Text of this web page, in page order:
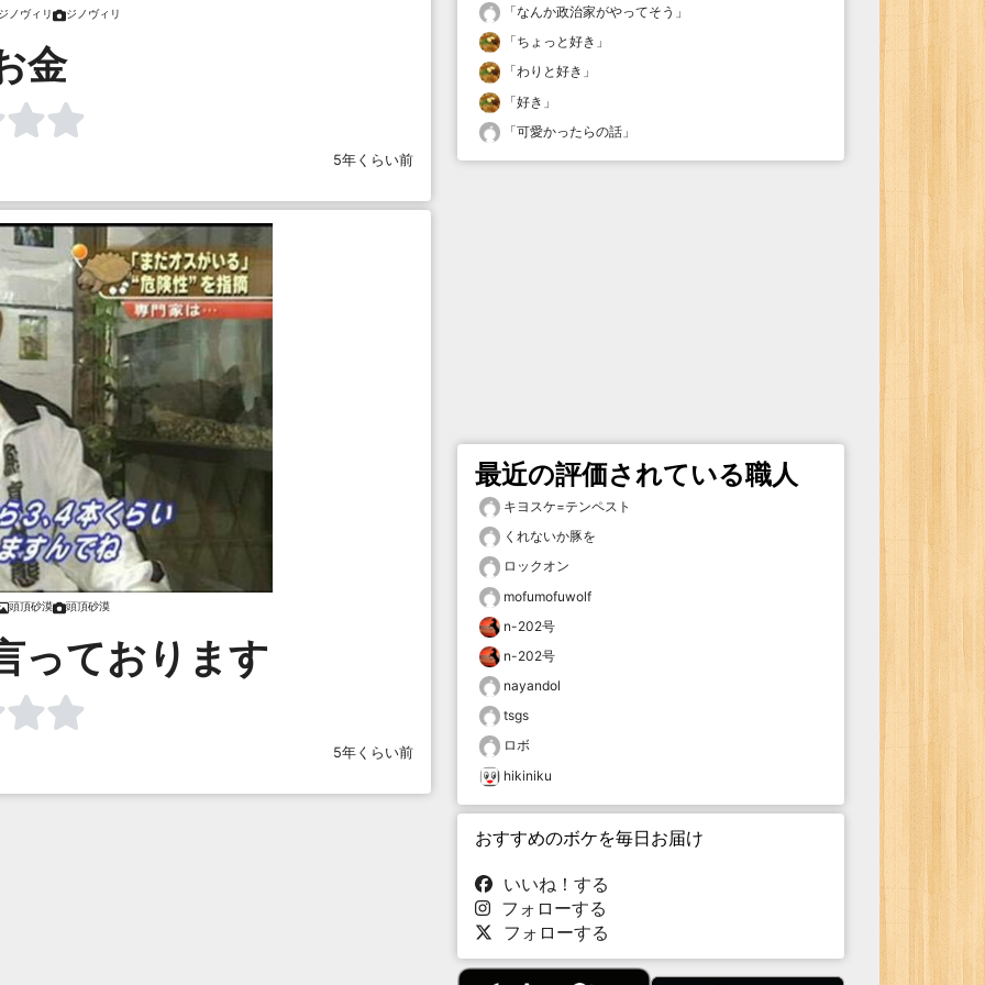
ノヴィリ ジノヴィリ
金
5年くらい前
頭頂砂漠 頭頂砂漠
っております
5年くらい前
「なんか政治家がやってそう 」
「ちょっと好き 」
「わりと好き 」
「好き 」
「可愛かったらの話 」
最近の評価されている職人
キヨスケ=テンペスト
くれないか豚を
ロックオン
mofumofuwolf
n-202号
n-202号
nayandol
tsgs
ロボ
hikiniku
おすすめのボケを毎日お届け
いいね！する
フォローする
フォローする